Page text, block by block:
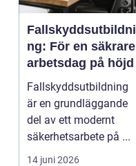
Fallskyddsutbildni
ng: För en säkrare
arbetsdag på höjd
Fallskyddsutbildning
är en grundläggande
del av ett modernt
säkerhetsarbete på ...
14 juni 2026